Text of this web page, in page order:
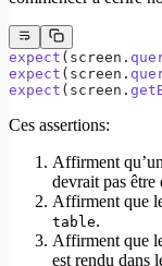
expect (screen.
expect (screen.
expect (screen.
Ces assertions:
Affirment
devrait pas être
Affirment que
table.
Affirment que
est rendu dans